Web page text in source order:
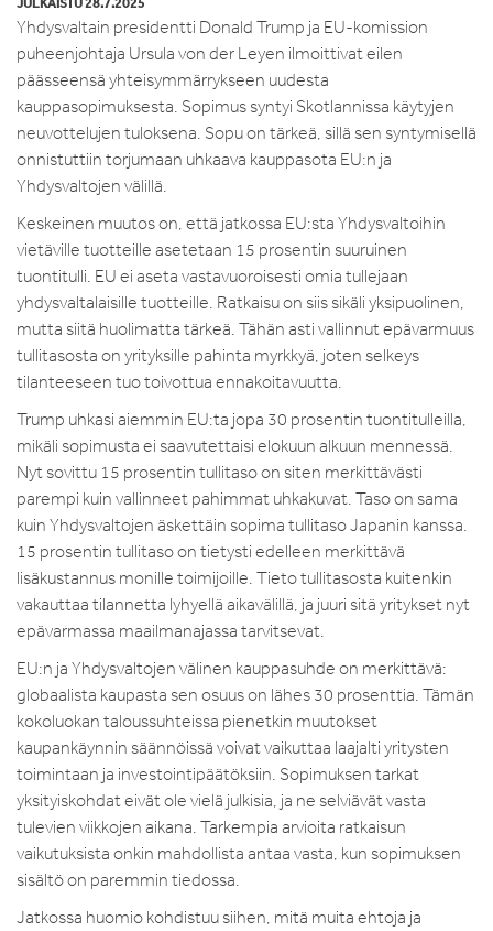
Yhdysvaltain presidentti Donald Trump ja EU-komission
puheenjohtaja Ursula von der Leyen ilmoittivat eilen
päässeensä yhteisymmärrykseen uudesta
kauppasopimuksesta. Sopimus syntyi Skotlannissa käytyjen
neuvottelujen tuloksena. Sopu on tärkeä, sillä sen syntymisellä
onnistuttiin torjumaan uhkaava kauppasota EU:n ja
Yhdysvaltojen välillä.
Keskeinen muutos on, että jatkossa EU:sta Yhdysvaltoihin
vietäville tuotteille asetetaan 15 prosentin suuruinen
tuontitulli. EU ei aseta vastavuoroisesti omia tullejaan
yhdysvaltalaisille tuotteille. Ratkaisu on siis sikäli yksipuolinen,
mutta siitä huolimatta tärkeä. Tähän asti vallinnut epävarmuus
tullitasosta on yrityksille pahinta myrkkyä, joten selkeys
tilanteeseen tuo toivottua ennakoitavuutta.
Trump uhkasi aiemmin EU:ta jopa 30 prosentin tuontitulleilla,
mikäli sopimusta ei saavutettaisi elokuun alkuun mennessä.
Nyt sovittu 15 prosentin tullitaso on siten merkittävästi
parempi kuin vallinneet pahimmat uhkakuvat. Taso on sama
kuin Yhdysvaltojen äskettäin sopima tullitaso Japanin kanssa.
15 prosentin tullitaso on tietysti edelleen merkittävä
lisäkustannus monille toimijoille. Tieto tullitasosta kuitenkin
vakauttaa tilannetta lyhyellä aikavälillä, ja juuri sitä yritykset nyt
epävarmassa maailmanajassa tarvitsevat.
EU:n ja Yhdysvaltojen välinen kauppasuhde on merkittävä:
globaalista kaupasta sen osuus on lähes 30 prosenttia. Tämän
kokoluokan taloussuhteissa pienetkin muutokset
kaupankäynnin säännöissä voivat vaikuttaa laajalti yritysten
toimintaan ja investointipäätöksiin. Sopimuksen tarkat
yksityiskohdat eivät ole vielä julkisia, ja ne selviävät vasta
tulevien viikkojen aikana. Tarkempia arvioita ratkaisun
vaikutuksista onkin mahdollista antaa vasta, kun sopimuksen
sisältö on paremmin tiedossa.
Jatkossa huomio kohdistuu siihen, mitä muita ehtoja ja